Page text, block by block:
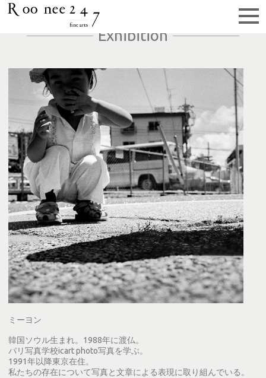
Exhibition
ミーヨン
韓国ソウル生まれ。1988年に渡仏。
パリ写真学校icart photo写真を学ぶ。
1991年以降東京在住。
私たちの存在について写真と文章による表現に取り組んでいる。